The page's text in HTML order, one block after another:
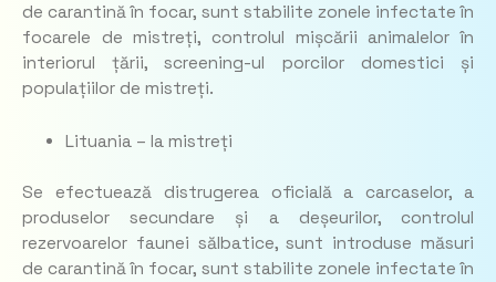
de carantină în focar, sunt stabilite zonele infectate în
focarele de mistreți, controlul mișcării animalelor în
interiorul țării, screening-ul porcilor domestici și
populațiilor de mistreți.
Lituania – la mistreți
Se efectuează distrugerea oficială a carcaselor, a
produselor secundare și a deșeurilor, controlul
rezervoarelor faunei sălbatice, sunt introduse măsuri
de carantină în focar, sunt stabilite zonele infectate în